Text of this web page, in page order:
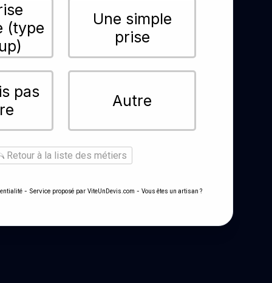
(type
Une simple
prise
pas
Autre
Retour à la liste des métiers
- Service proposé par ViteUnDevis.com - Vous êtes un artisan ?